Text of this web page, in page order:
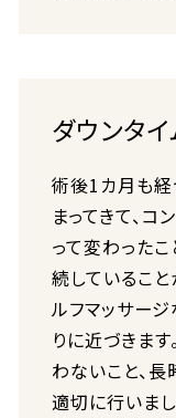
ダウンタ
術後1カ月も経
まってきて、
って変わった
続しているこ
ルフマッサー
りに近づきま
わないこと、
適切に行いまし